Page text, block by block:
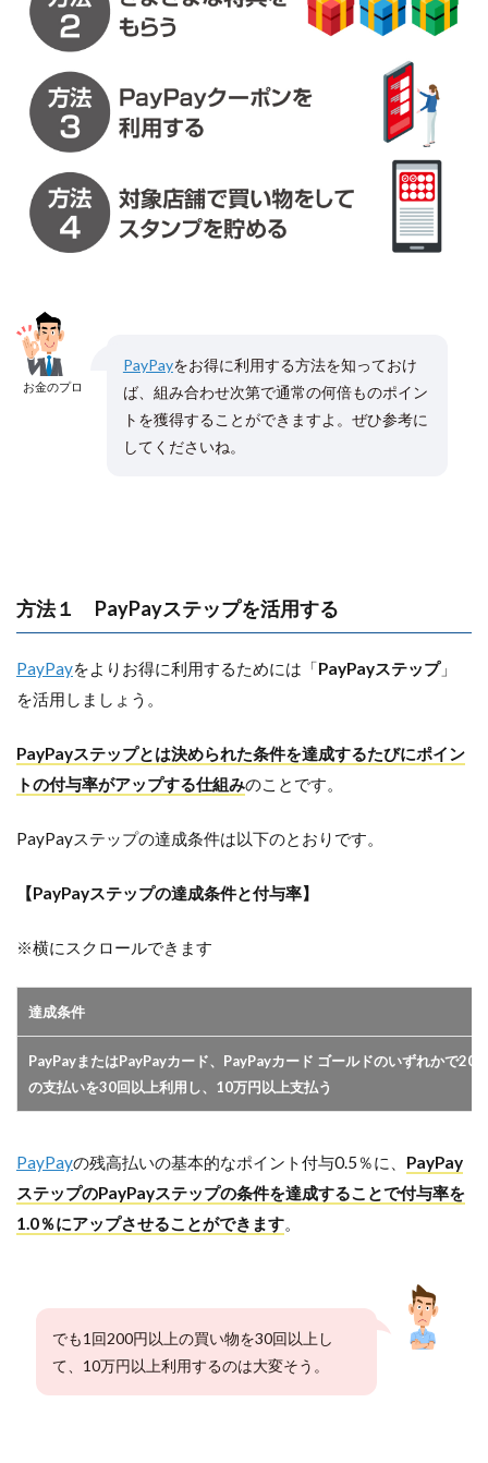
お金のプロ
PayPayをお得に利用する方法を知っておけ
ば、組み合わせ次第で通常の何倍ものポイン
トを獲得することができますよ。ぜひ参考に
してくださいね。
方法１ PayPayステップを活用する
PayPayをよりお得に利用するためには「PayPayステップ」
を活用しましょう。
PayPayステップとは決められた条件を達成するたびにポイン
トの付与率がアップする仕組みのことです。
PayPayステップの達成条件は以下のとおりです。
【PayPayステップの達成条件と付与率】
※横にスクロールできます
達成条件
PayPayまたはPayPayカード、PayPayカード ゴールドのいずれかで
の支払いを30回以上利用し、10万円以上支払う
PayPayの残高払いの基本的なポイント付与0.5％に、 PayPay
ステップのPayPayステップの条件を達成することで付与率を
1.0％にアップさせることができます。
でも1回200円以上の買い物を30回以上し
て、10万円以上利用するのは大変そう。